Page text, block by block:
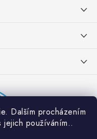
Dalším procházením
jejich používáním..